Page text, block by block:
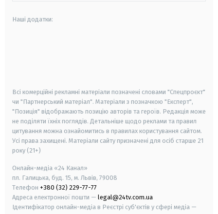
Наші додатки:
Всі комерційні рекламні матеріали позначені словами "Спецпроєкт"
чи "Партнерський матеріал". Матеріали з позначкою "Експерт",
"Позиція" відображають позицію авторів та героїв. Редакція може
не поділяти їхніх поглядів. Детальніше щодо реклами та правил
цитування можна ознайомитись в правилах користування сайтом.
Усі права захищені. Матеріали сайту призначені для осіб старше 21
року (21+)
Онлайн-медіа «24 Канал»
пл. Галицька, буд. 15, м. Львів, 79008
Телефон +380 (32) 229-77-77
Адреса електронної пошти — legal@24tv.com.ua
Ідентифікатор онлайн-медіа в Реєстрі суб'єктів у сфері медіа —